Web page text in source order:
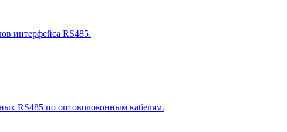
интерфейса RS485.
RS485 по оптоволоконным кабелям.